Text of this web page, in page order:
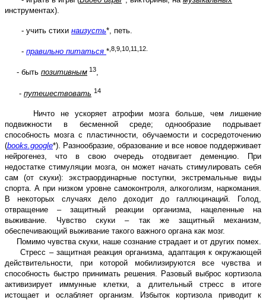
инструментах).
- учить стихи наизусть*, петь.
- правильно питаться * ,8,9,10,11,12.
- быть позитивным 13,
- путешествовать 14
Ничто не ускоряет атрофии мозга больше, чем лишение
подвижности в бесменной среде; однообразие подрывает
способность мозга с пластичности, обучаемости и сосредоточению
(books.google*). Разнообразие, образование и все новое поддерживает
нейрогенез, что в свою очередь отодвигает деменцию. При
недостатке стимуляции мозга, он может начать стимулировать себя
сам (от скуки): экстраординарные поступки, экстремальные виды
спорта. А при низком уровне самоконтроля, алкоголизм, наркомания.
В некоторых случаях дело доходит до галлюцинаций. Голод,
отвращение – защитный реакции организма, нацеленные на
выживание. Чувство скуки – так же защитный механизм,
обеспечивающий выживание такого важного органа как мозг.
Помимо чувства скуки, наше сознание страдает и от других помех.
Стресс – защитная реакция организма, адаптация к окружающей
действительности, при которой мобилизируются все чувства и
способность быстро принимать решения. Разовый выброс кортизола
активизирует иммунные клетки, а длительный стресс в итоге
истощает и ослабляет организм. Избыток кортизола приводит к